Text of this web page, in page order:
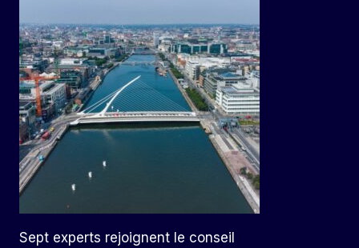
Sept experts rejoignent le conseil